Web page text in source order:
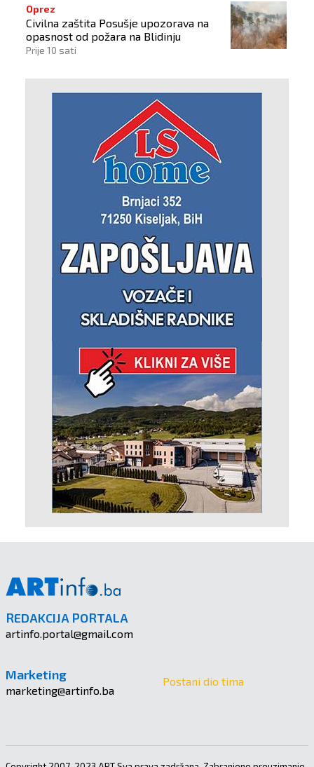
Oprez
Civilna zaštita Posušje upozorava na
opasnost od požara na Blidinju
Prije 10 sati
REDAKCIJA PORTALA
artinfo.portal@gmail.com
Marketing
marketing@artinfo.ba
Postani dio tima